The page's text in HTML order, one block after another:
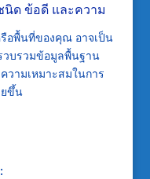
นิด ข้อดี และความ
อพื้นที่ของคุณ อาจเป็น
วบรวมข้อมูลพื้นฐาน
วามเหมาะสมในการ
ขึ้น